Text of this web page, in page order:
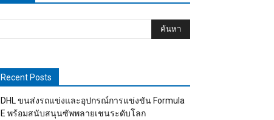
Recent Posts
DHL ขนส่งรถแข่งและอุปกรณ์การแข่งขัน Formula
E พร้อมสนับสนุนซัพพลายเชนระดับโลก